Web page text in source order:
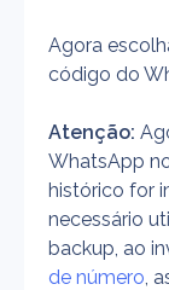
Agora
código do
Atenção:
WhatsApp
histórico for
necessário
backup, ao
de número,